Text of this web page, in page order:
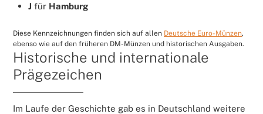
J für Hamburg
Diese Kennzeichnungen finden sich auf allen Deutsche Euro-Münzen,
ebenso wie auf den früheren DM-Münzen und historischen Ausgaben.
Historische und internationale
Prägezeichen
Im Laufe der Geschichte gab es in Deutschland weitere